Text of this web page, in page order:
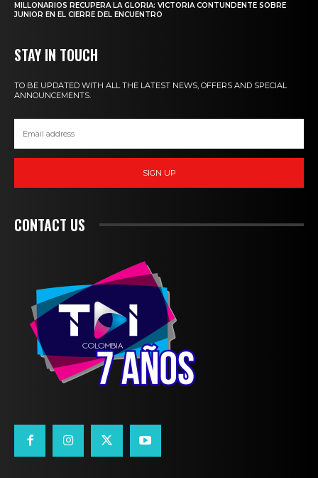
MILLONARIOS RECUPERA LA GLORIA: VICTORIA CONTUNDENTE SOBRE
JUNIOR EN EL CIERRE DEL ENCUENTRO
STAY IN TOUCH
TO BE UPDATED WITH ALL THE LATEST NEWS, OFFERS AND SPECIAL
ANNOUNCEMENTS.
SIGN UP
CONTACT US